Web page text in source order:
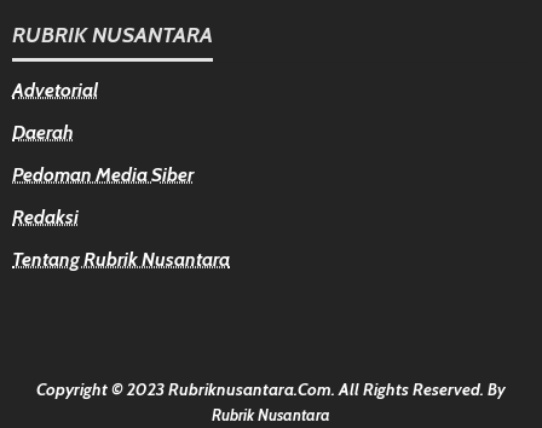
RUBRIK NUSANTARA
Advetorial
Daerah
Pedoman Media Siber
Redaksi
Tentang Rubrik Nusantara
Copyright © 2023 Rubriknusantara.com. All Rights Reserved. By
Rubrik Nusantara